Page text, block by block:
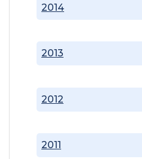
2011
2012
2013
2014